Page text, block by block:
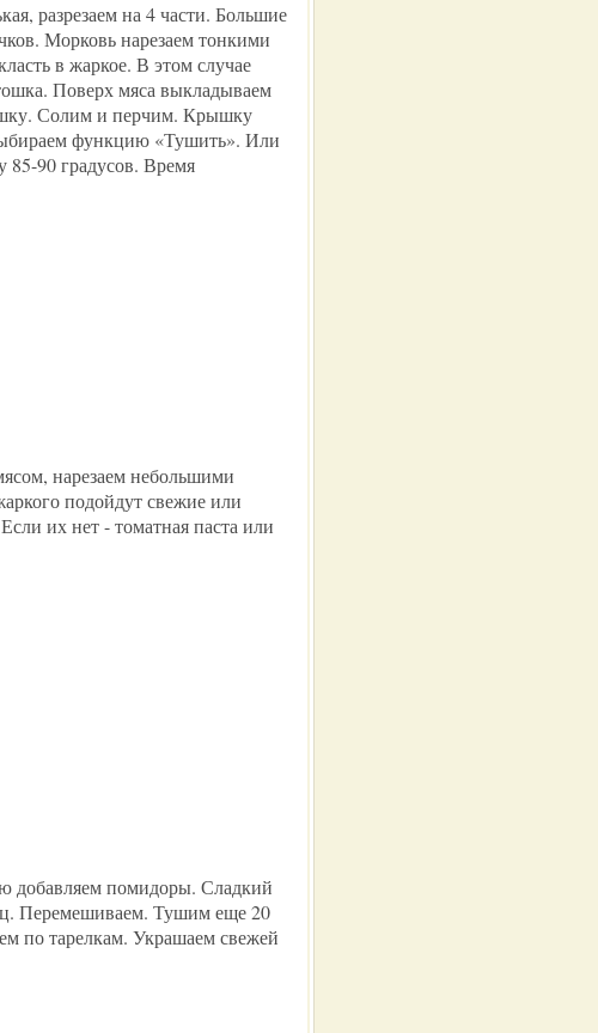
разрезаем на 4 части. Большие
Морковь нарезаем тонкими
в жаркое. В этом случае
Поверх мяса выкладываем
Солим и перчим. Крышку
функцию «Тушить». Или
85-90 градусов. Время
нарезаем небольшими
подойдут свежие или
их нет - томатная паста или
добавляем помидоры. Сладкий
Перемешиваем. Тушим еще 20
по тарелкам. Украшаем свежей